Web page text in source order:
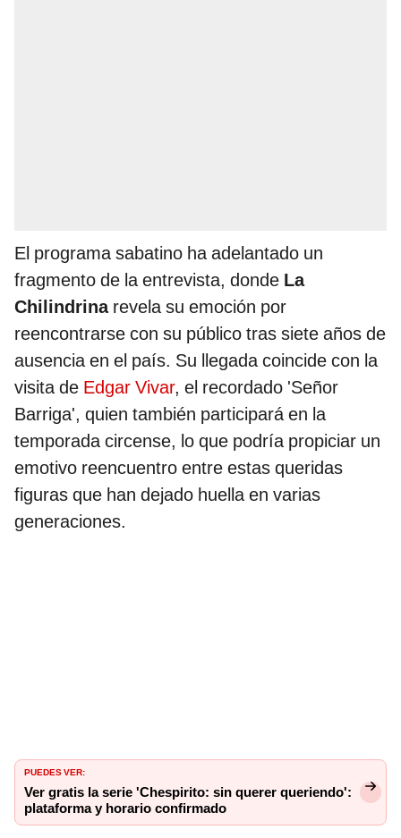
El programa sabatino ha adelantado un
fragmento de la entrevista, donde La
Chilindrina revela su emoción por
reencontrarse con su público tras siete años de
ausencia en el país. Su llegada coincide con la
visita de Edgar Vivar, el recordado 'Señor
Barriga', quien también participará en la
temporada circense, lo que podría propiciar un
emotivo reencuentro entre estas queridas
figuras que han dejado huella en varias
generaciones.
PUEDES VER:
Ver gratis la serie 'Chespirito: sin querer queriendo':
plataforma y horario confirmado